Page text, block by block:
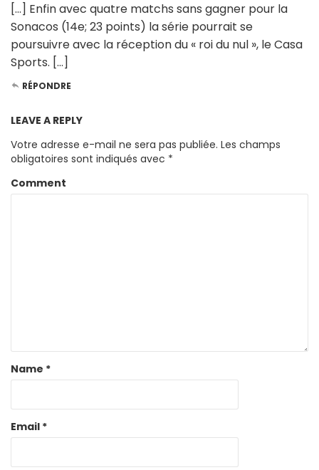
[…] Enfin avec quatre matchs sans gagner pour la
Sonacos (14e; 23 points) la série pourrait se
poursuivre avec la réception du « roi du nul », le Casa
Sports. […]
RÉPONDRE
LEAVE A REPLY
Votre adresse e-mail ne sera pas publiée. Les champs
obligatoires sont indiqués avec *
Comment
Name *
Email *